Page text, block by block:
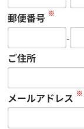
郵便番号 ※
-
ご住所
メールアドレス ※